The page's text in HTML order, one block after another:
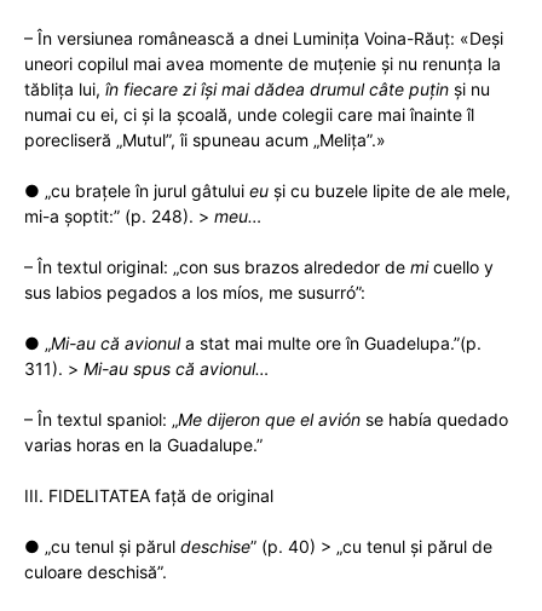
– În versiunea românească a dnei Luminița Voina-Răuț: «Deşi
uneori copilul mai avea momente de muţenie şi nu renunţa la
tăbliţa lui, în fiecare zi îşi mai dădea drumul câte puţin şi nu
numai cu ei, ci şi la şcoală, unde colegii care mai înainte îl
porecliseră „Mutul”, îi spuneau acum „Meliţa”.»
● „cu brațele în jurul gâtului eu și cu buzele lipite de ale mele,
mi-a șoptit:” (p. 248). > meu…
– În textul original: „con sus brazos alrededor de micuello y
sus labios pegados a los míos, me susurró”:
● „Mi-au că avionula stat mai multe ore în Guadelupa.”(p.
311). > Mi-au spus că avionul…
– În textul spaniol: „Me dijeron que el avión se había quedado
varias horas en la Guadalupe.”
III. FIDELITATEA față de original
● „cu tenul și părul deschise” (p. 40) > „cu tenul și părul de
culoare deschisă”.